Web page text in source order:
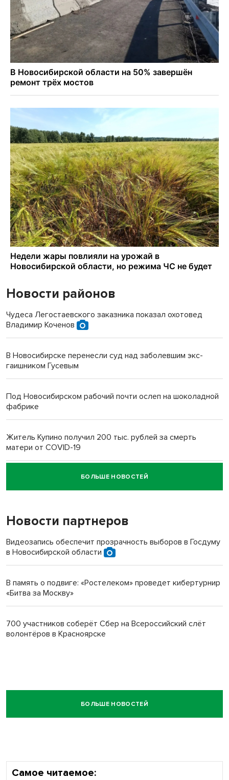
Новости районов
Чудеса Легостаевского заказника показал охотовед
Владимир Коченов
В Новосибирске перенесли суд над заболевшим экс-
гаишником Гусевым
Под Новосибирском рабочий почти ослеп на шоколадной
фабрике
Житель Купино получил 200 тыс. рублей за смерть
матери от COVID-19
Новосибирский суд наказал водителя за смерть
пенсионерки на вокзале
БОЛЬШЕ НОВОСТЕЙ
Новости партнеров
Видеозапись обеспечит прозрачность выборов в Госдуму
в Новосибирской области
В память о подвиге: «Ростелеком» проведет кибертурнир
«Битва за Москву»
700 участников соберёт Сбер на Всероссийский слёт
волонтёров в Красноярске
БОЛЬШЕ НОВОСТЕЙ
Самое читаемое: